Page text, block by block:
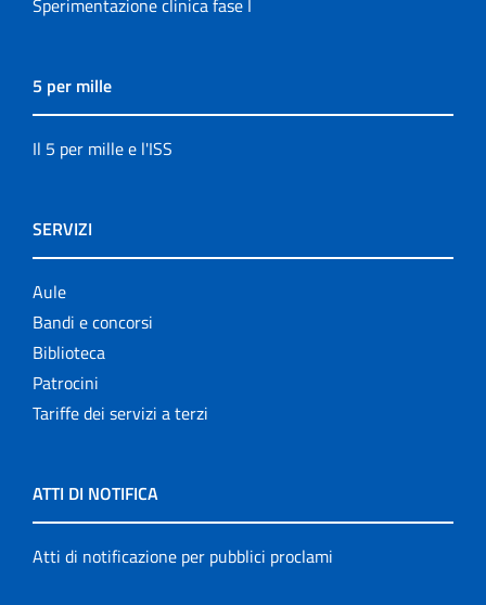
Sperimentazione clinica fase I
5 per mille
Il 5 per mille e l'ISS
SERVIZI
Aule
Bandi e concorsi
Biblioteca
Patrocini
Tariffe dei servizi a terzi
ATTI DI NOTIFICA
Atti di notificazione per pubblici proclami